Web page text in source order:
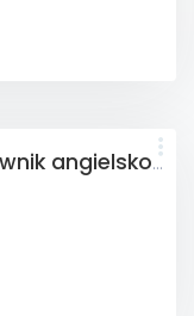
Kieszonkowy słownik angielsko-polski (i) polsko-angielski